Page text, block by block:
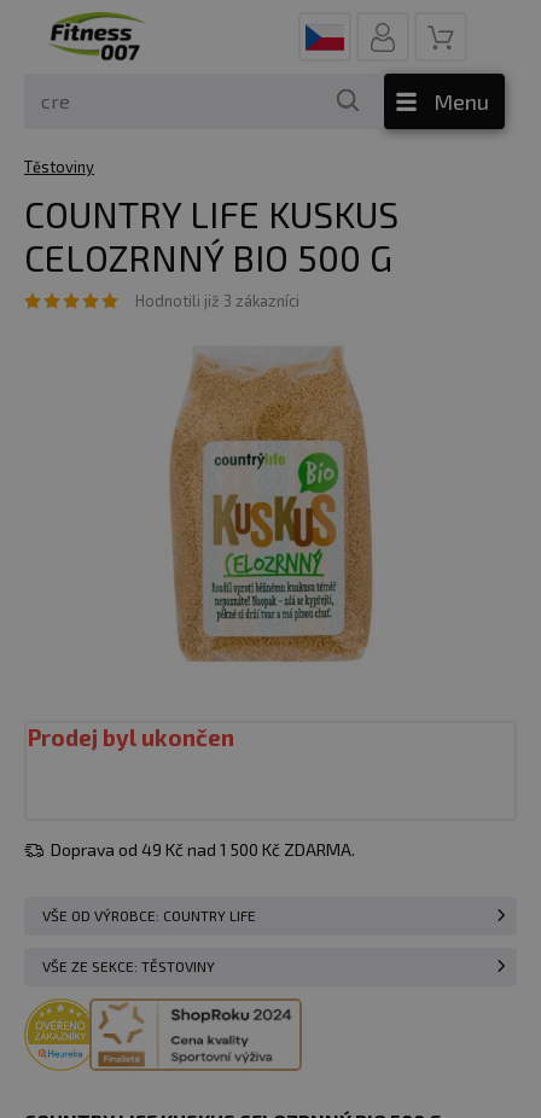
Menu
Těstoviny
COUNTRY LIFE KUSKUS
CELOZRNNÝ BIO 500 G
Hodnotili již 3 zákazníci
Prodej byl ukončen
Doprava od 49 Kč nad 1 500 Kč ZDARMA.
VŠE OD VÝROBCE: COUNTRY LIFE
VŠE ZE SEKCE: TĚSTOVINY